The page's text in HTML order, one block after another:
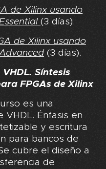
de Xilinx usando
(3 días).
de Xilinx usando
(3 días).
Síntesis
FPGAs de Xilinx
es una
VHDL. Énfasis en
y escritura
para bancos de
cubre el diseño a
de